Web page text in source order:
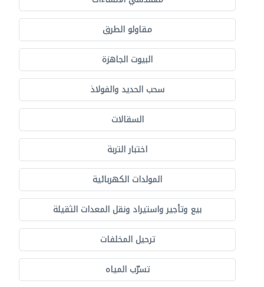
مقاولو الطرق
البيوت الجاهزة
سحب الحديد والفولاذ
السقالات
اختبار التربة
المولدات الكهربائية
بيع وتأجير واستيراد ونقل المعدات الثقيلة
ترحيل المخلفات
تسرّب المياه